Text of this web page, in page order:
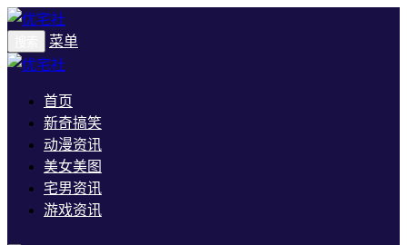
菜单
首页
新奇搞笑
动漫资讯
美女美图
宅男资讯
游戏资讯